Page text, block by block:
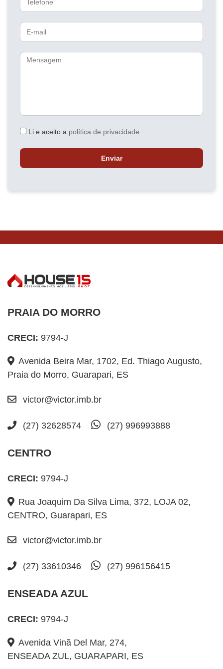
E-
mail
Mensagem
Li e aceito a política de privacidade
Enviar
PRAIA DO MORRO
CRECI: 9794-J
Avenida Beira Mar, 1702, Ed. Thiago Augusto,
Praia do Morro, Guarapari, ES
victor@victor.imb.br
(27) 32628574 (27) 996993888
CENTRO
CRECI: 9794-J
Rua Joaquim Da Silva Lima, 372, LOJA 02,
CENTRO, Guarapari, ES
victor@victor.imb.br
(27) 33610346 (27) 996156415
ENSEADA AZUL
CRECI: 9794-J
Avenida Vinã Del Mar, 274,
ENSEADA ZUL, GUARAPARI, ES